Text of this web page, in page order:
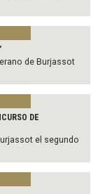
de Burjassot
DE
el segundo